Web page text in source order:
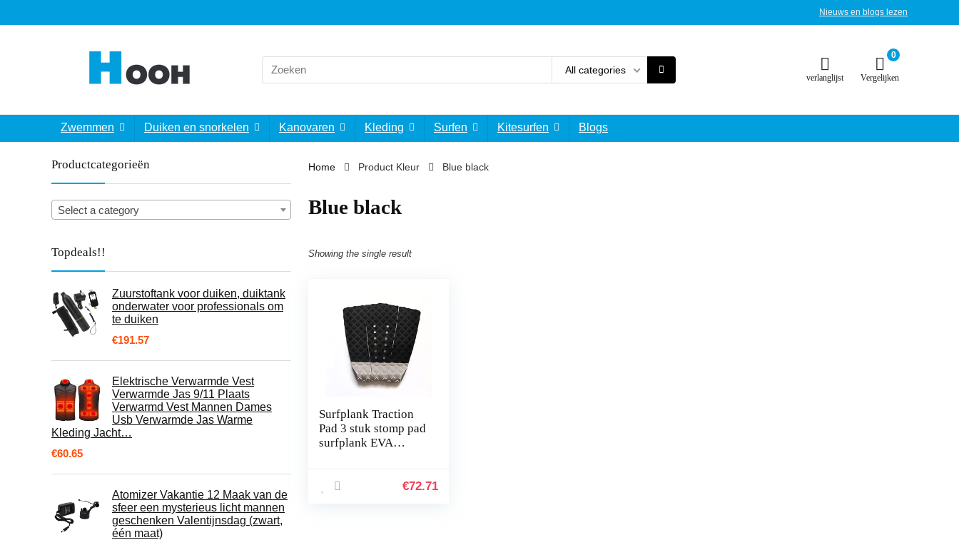
Nieuws en blogs lezen
Search
for:
All categories
verlanglijst
0
Vergelijken
Zwemmen Duiken en snorkelen Kanovaren Kleding Surfen Kitesurfen Blogs
Productcategorieën
Select a category
Topdeals!!
Zuurstoftank voor duiken, duiktank
onderwater voor professionals om
te duiken
€191.57
Elektrische Verwarmde Vest
Verwarmde Jas 9/11 Plaats
Verwarmd Vest Mannen Dames
Usb Verwarmde Jas Warme
Kleding Jacht…
€60.65
Atomizer Vakantie 12 Maak van de
sfeer een mysterieus licht mannen
geschenken Valentijnsdag (zwart,
één maat)
Home Product Kleur Blue black
Blue black
Showing the single result
Surfplank Traction
Pad 3 stuk stomp pad
surfplank EVA
pasvorm voor
€72.71